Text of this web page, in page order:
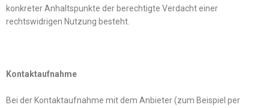
konkreter Anhaltspunkte der berechtigte Verdacht einer
rechtswidrigen Nutzung besteht.
Kontaktaufnahme
Bei der Kontaktaufnahme mit dem Anbieter (zum Beispiel per